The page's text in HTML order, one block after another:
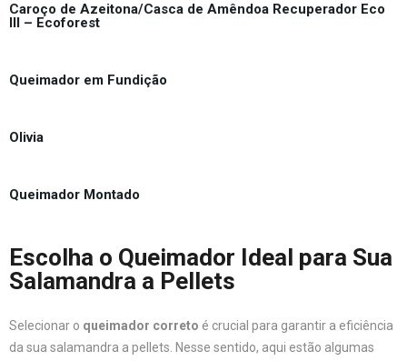
Caroço de Azeitona/Casca de Amêndoa Recuperador Eco
III – Ecoforest
Queimador em Fundição
Olivia
Queimador Montado
Escolha o Queimador Ideal para Sua
Salamandra a Pellets
Selecionar o queimador correto é crucial para garantir a eficiência
da sua salamandra a pellets. Nesse sentido, aqui estão algumas